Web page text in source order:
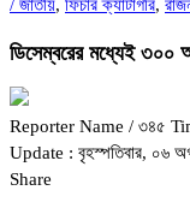
/ জাতীয়, ফিচার ক্যাটাগরি,
ডিসেম্বরের মধ্যেই ৩০০
Reporter Name / ৩৪৫
Update : বৃহস্পতিবার, ০৬
Share